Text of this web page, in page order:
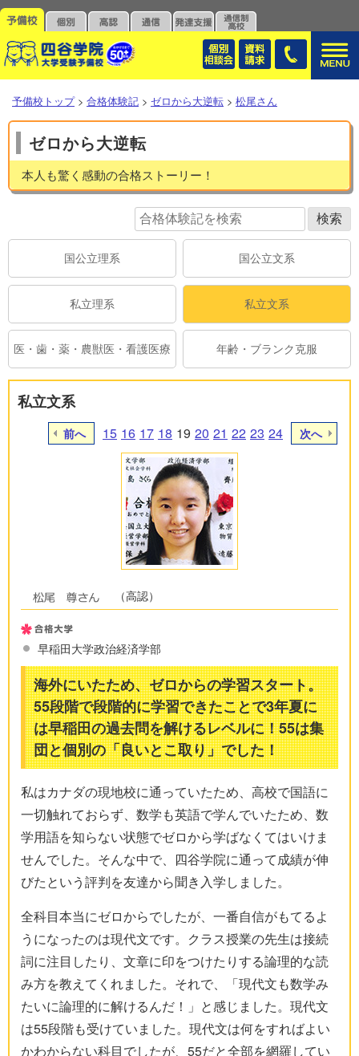
予備校トップ > 合格体験記 > ゼロから大逆転 > 松尾さん
ゼロから大逆転
本人も驚く感動の合格ストーリー！
国公立理系 国公立文系
私立理系 私立文系
医・歯・薬・農獣医・看護医療 年齢・ブランク克服
私立文系
前へ 15 16 17 18 19 20 21 22 23 24 次へ
（高認）
早稲田大学政治経済学部
海外にいたため、ゼロからの学習スタート。
55段階で段階的に学習できたことで3年夏に
は早稲田の過去問を解けるレベルに！55は集
団と個別の「良いとこ取り」でした！
私はカナダの現地校に通っていたため、高校で国語に
一切触れておらず、数学も英語で学んでいたため、数
学用語を知らない状態でゼロから学ばなくてはいけま
せんでした。そんな中で、四谷学院に通って成績が伸
びたという評判を友達から聞き入学しました。
全科目本当にゼロからでしたが、一番自信がもてるよ
うになったのは現代文です。クラス授業の先生は接続
詞に注目したり、文章に印をつけたりする論理的な読
み方を教えてくれました。それで、「現代文も数学み
たいに論理的に解けるんだ！」と感じました。現代文
は55段階も受けていました。現代文は何をすればよい
かわからない科目でしたが、55だと全部を網羅してい